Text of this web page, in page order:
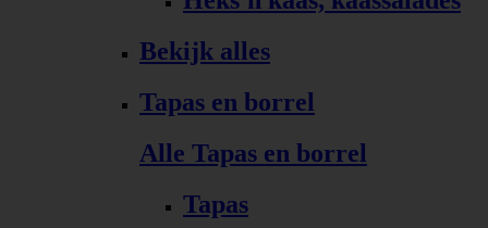
Bekijk alles
Tapas en borrel
Alle Tapas en borrel
Tapas